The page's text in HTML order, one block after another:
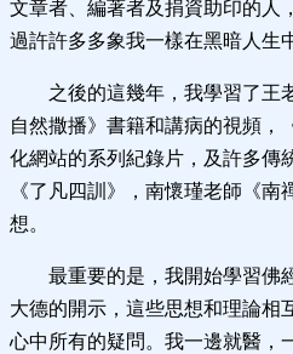
文章者、編著者及捐資助印的人
過許許多多象我一樣在黑暗人生
之後的這幾年，我學習了王
自然撒播》書籍和講病的視頻，
化網站的系列紀錄片，及許多傳
《了凡四訓》，南懷瑾老師《
想。
最重要的是，我開始學習佛
大德的開示，這些思想和理論相
心中所有的疑問。我一邊就醫，